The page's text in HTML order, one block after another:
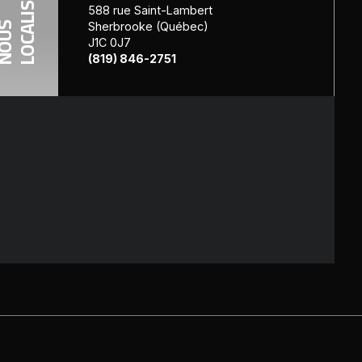
LOCALISER
588 rue Saint-Lambert
Sherbrooke (Québec)
J1C 0J7
(819) 846-2751